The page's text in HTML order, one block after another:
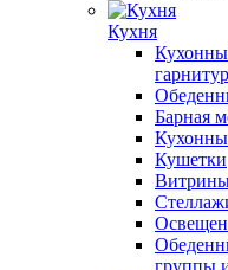
Кухня
гарнитур
Барная
Кушетки
группы